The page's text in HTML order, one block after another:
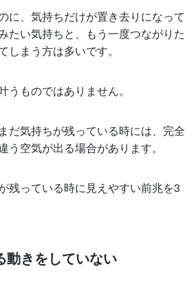
に、気持ちだけが置き去りになって
たい気持ちと、もう一度つながりた
しまう方は多いです。
うものではありません。
だ気持ちが残っている時には、完全
う空気が出る場合があります。
残っている時に見えやすい前兆を3
動きをしていない